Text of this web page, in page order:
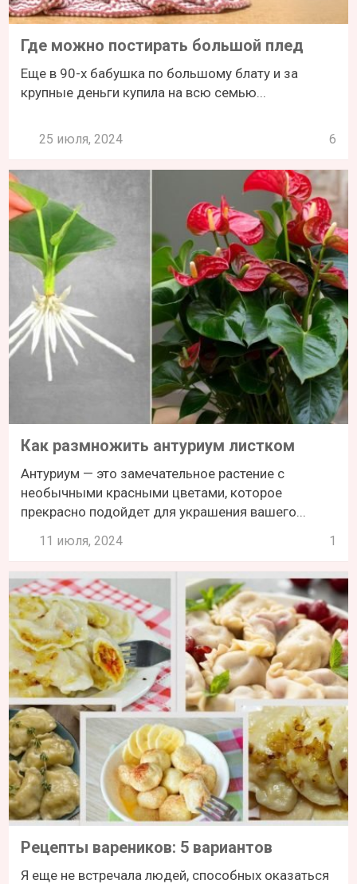
Где можно постирать большой плед
Еще в 90-х бабушка по большому блату и за
крупные деньги купила на всю семью...
25 июля, 2024 6
Как размножить антуриум листком
Антуриум — это замечательное растение с
необычными красными цветами, которое
прекрасно подойдет для украшения вашего...
11 июля, 2024 1
Рецепты вареников: 5 вариантов
Я еще не встречала людей, способных оказаться